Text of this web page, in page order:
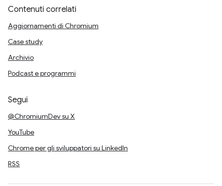
Contenuti correlati
Aggiornamenti di Chromium
Case study
Archivio
Podcast e programmi
Segui
@ChromiumDev su X
YouTube
Chrome per gli sviluppatori su LinkedIn
RSS